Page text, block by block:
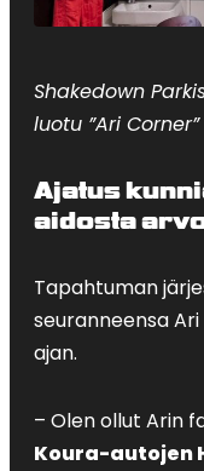
Shakedown
luotu ”Ari
Ajatus
aidosta
Tapahtuman
seuranneensa
ajan.
– Olen ollut Arin
Koura-autojen